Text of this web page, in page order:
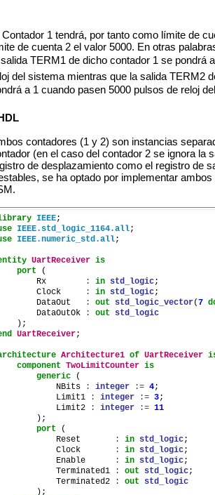
Contador 1 tendrá, por tanto como límite de
de cuenta 2 el valor 5000. En otras
TERM1 de dicho contador 1 se pondrá a
del sistema mientras que la salida TERM2
a 1 cuando pasen 5000 pulsos de reloj
contadores (1 y 2) son instancias
(en el caso del contador 2 se ignora la
de desplazamiento como el registro de
se ha optado por implementar
IEEE
IEEE.std_logic_1164.all
IEEE.numeric_std.all;
UartReceiver is
port (
Rx
: in std_logic;
Clock
: in std_logic;
DataOut
: out std_logic_vector(7
DataOutOk
: out
std_logic
UartReceiver;
Architecture1 of UartReceiver
component TwoLimitCounter is
generic (
NBits
: integer := 4;
Limit1
: integer := 3;
Limit2
: integer := 11
);
port (
Reset
: in std_logic;
Clock
: in std_logic;
Enable
: in std_logic;
Terminated1
: out std_logic;
Terminated2
: out
std_logic
);